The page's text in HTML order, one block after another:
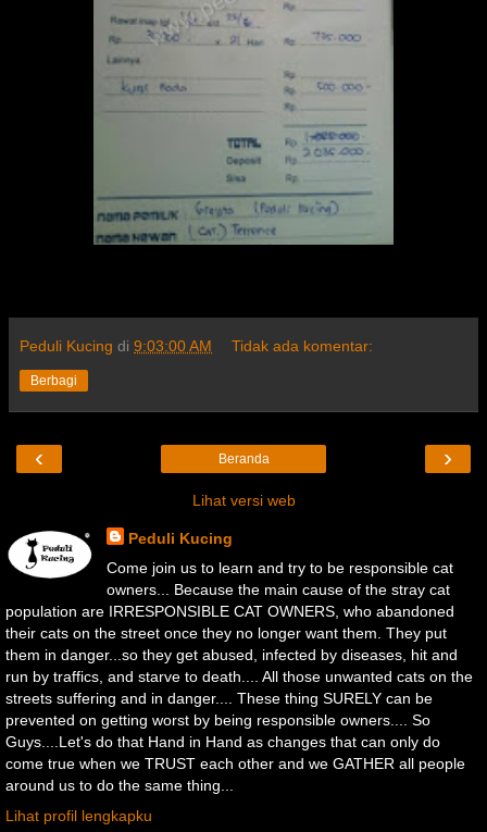
Peduli Kucing di 9:03:00 AM Tidak ada komentar:
Berbagi
‹ ›
Beranda
Lihat versi web
Peduli Kucing
Come join us to learn and try to be responsible cat
owners... Because the main cause of the stray cat
population are IRRESPONSIBLE CAT OWNERS, who abandoned
their cats on the street once they no longer want them. They put
them in danger...so they get abused, infected by diseases, hit and
run by traffics, and starve to death.... All those unwanted cats on the
streets suffering and in danger.... These thing SURELY can be
prevented on getting worst by being responsible owners.... So
Guys....Let's do that Hand in Hand as changes that can only do
come true when we TRUST each other and we GATHER all people
around us to do the same thing...
Lihat profil lengkapku